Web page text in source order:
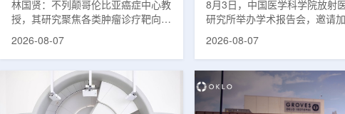
射医学研究所开展学术交流
林国贤：不列颠哥伦比亚癌症中心教
授，其研究聚焦各类肿瘤诊疗靶向放
射性药物开发，迄今已主导/参与发
完成自研7款放射性药物的临床转
化，用于多种肿瘤诊疗。报告会上，
林国贤教授基于其团队多年的前沿探
2026-08-07
药物学术报告会
8月3日，中国医学科学院放射
研究所举办学术报告会，邀请
温哥华不列颠哥伦比亚癌症中心
性药物开发》的学术报告。报
取线上线下结合方式举行，放射
分科研人员和研究生参加。林国
2026-08-07